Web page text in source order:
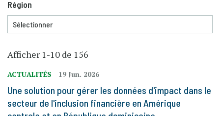
Afficher 1-10 de 156
ACTUALITÉS 19 Jun. 2026
Une solution pour gérer les données d'impact dans le
secteur de l'inclusion financière en Amérique
Région